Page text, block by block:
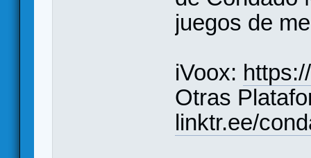
juegos de
iVoox:
Otras
linktr.ee/